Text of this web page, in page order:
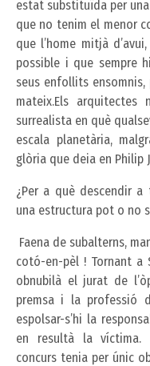
estat substituïda per
que no tenim el menor
que l’home mitjà
possible i que sempre
seus enfollits
mateix.Els arquitectes
surrealista en què
escala planetària,
glòria que deia en Philip
¿Per a què descendir
una estructura pot o no
Faena de subalterns,
cotó-en-pèl ! Tornant a
obnubilà el jurat de
premsa i la professió
espolsar-s’hi la
en resultà la víctima.
concurs tenia per únic